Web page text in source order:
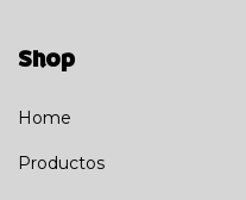
Shop
Home
Productos